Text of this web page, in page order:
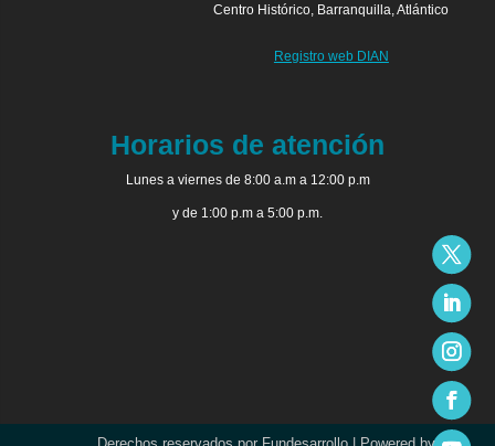
Centro Histórico, Barranquilla, Atlántico
Registro web DIAN
Horarios de atención
Lunes a viernes de 8:00 a.m a 12:00 p.m
y de 1:00 p.m a 5:00 p.m.